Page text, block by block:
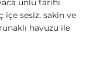
ünlü tarihi
sesiz, sakin ve
havuzu ile
uzak